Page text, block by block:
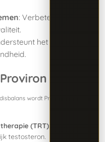
: Verbetert de
het libido en de
wordt Proviron ingezet in
(TRT): Voor mannen
testosteron.